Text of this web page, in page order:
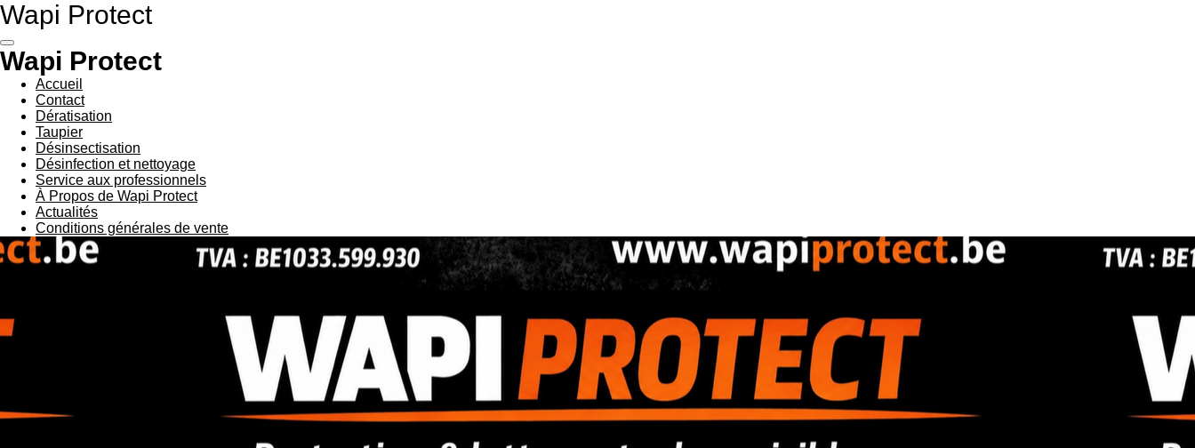
Passer
contenu
principal
Wapi Protect
Wapi Protect
Accueil
Contact
Dératisation
Taupier
Désinsectisation
Désinfection et nettoyage
Service aux professionnels
À Propos de Wapi Protect
Actualités
Conditions générales de vente